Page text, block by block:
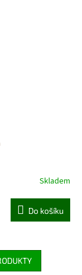
Skladem
Do košíku